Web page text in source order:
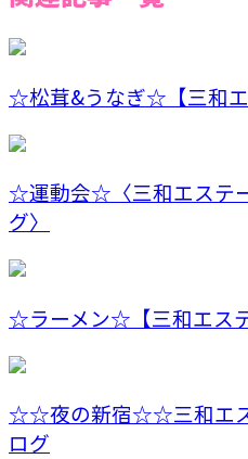
☆松茸&うなぎ☆【三和エ
☆運動会☆〈三和エステ
グ〉
☆ラーメン☆【三和エス
☆☆夜の新宿☆☆三和エス
ログ